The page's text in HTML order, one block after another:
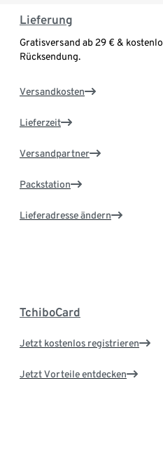
Lieferung
Gratisversand ab 29 € &
Rücksendung.
Versandkosten
Lieferzeit
Versandpartner
Packstation
Lieferadresse ändern
TchiboCard
Jetzt kostenlos registrieren
Jetzt Vorteile entdecken